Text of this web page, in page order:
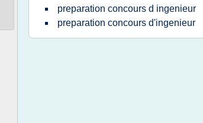
preparation concours d ingenieur
preparation concours d'ingenieur